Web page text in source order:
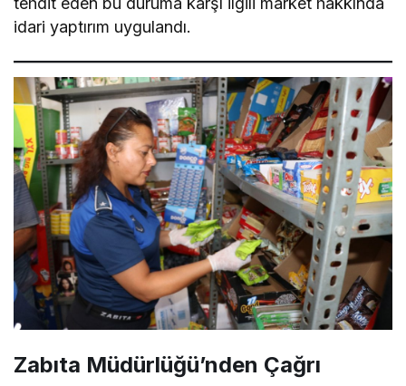
idari yaptırım uygulandı.
Zabıta Müdürlüğü’nden Çağrı